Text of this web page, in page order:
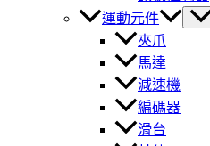
運動元件
夾爪
馬達
減速機
編碼器
滑台